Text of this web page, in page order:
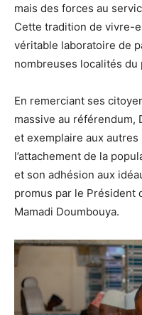
mais des forces au
Cette tradition de vivre-
véritable laboratoire de
nombreuses localités du
En remerciant ses
massive au référendum,
et exemplaire aux
l’attachement de la
et son adhésion aux
promus par le Président
Mamadi Doumbouya.